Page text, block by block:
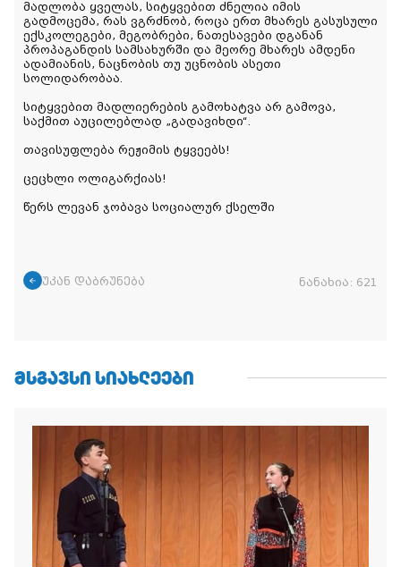
მადლობა ყველას, სიტყვებით ძნელია იმის
გადმოცემა, რას ვგრძნობ, როცა ერთ მხარეს გასუსული
ექსკოლეგები, მეგობრები, ნათესავები დგანან
პროპაგანდის სამსახურში და მეორე მხარეს ამდენი
ადამიანის, ნაცნობის თუ უცნობის ასეთი
სოლიდარობაა.
სიტყვებით მადლიერების გამოხატვა არ გამოვა,
საქმით აუცილებლად „გადავიხდი“.
თავისუფლება რეჟიმის ტყვეებს!
ცეცხლი ოლიგარქიას!
წერს ლევან ჯობავა სოციალურ ქსელში
უკან დაბრუნება ნანახია: 621
ᲛᲡᲒᲐᲕᲡᲘ ᲡᲘᲐᲮᲚᲔᲔᲑᲘ